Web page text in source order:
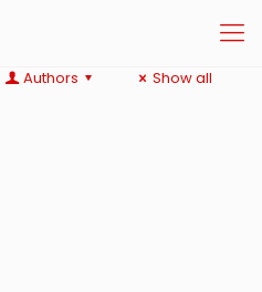
Authors Show all